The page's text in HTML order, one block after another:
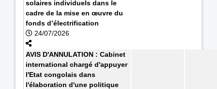
solaires individuels dans le
cadre de la mise en œuvre du
fonds d’électrification
24/07/2026
AVIS D'ANNULATION : Cabinet
international chargé d'appuyer
l'Etat congolais dans
l'élaboration d'une politique